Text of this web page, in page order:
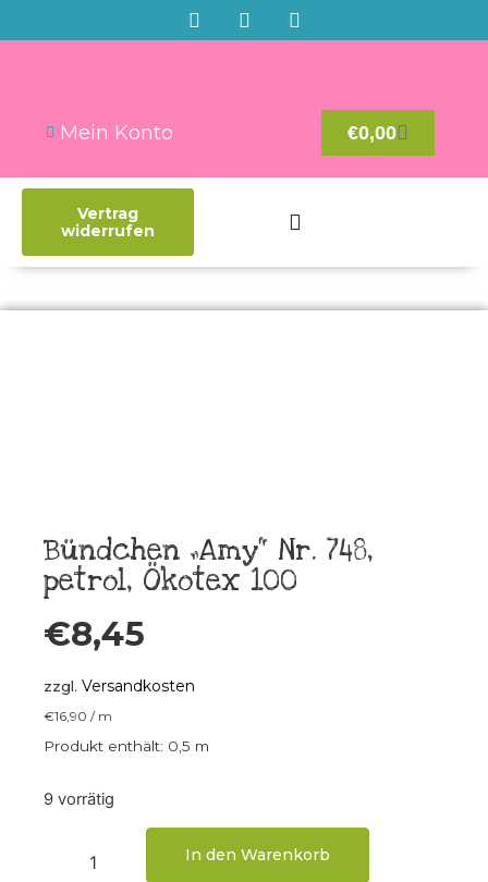
Mein Konto €0,00
Vertrag
widerrufen
Bündchen „Amy“ Nr. 748,
petrol, Ökotex 100
€8,45
zzgl. Versandkosten
€16,90 / m
Produkt enthält: 0,5 m
9 vorrätig
In den Warenkorb